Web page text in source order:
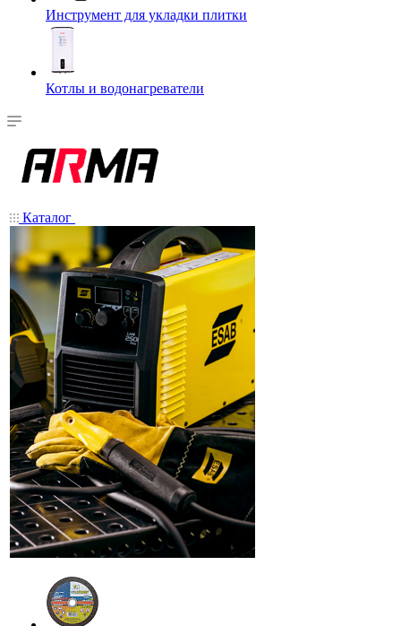
Инструмент для укладки плитки
Котлы и водонагреватели
Каталог